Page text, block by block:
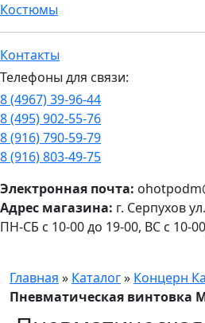
Костюмы
Контакты
Телефоны для связи:
8 (4967) 39-96-44
8 (495) 902-55-76
8 (916) 790-59-79
8 (916) 803-49-75
ПН-СБ с 10-00 до 19-00, ВС с 10-
Электронная почта:
Адрес магазина: г. Серпухов
Главная » Каталог» Концерн
Пневматическая винтовка